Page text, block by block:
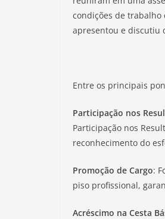
condições de
apresentou e discutiu
Entre os principais
Participação nos
Participação nos
reconhecimento do
Promoção de Cargo:
piso profissional,
Acréscimo na Cesta